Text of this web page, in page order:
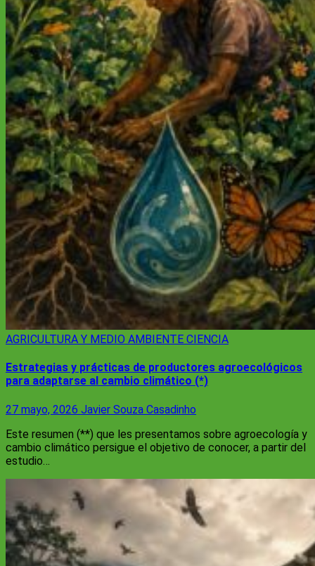
AGRICULTURA Y MEDIO AMBIENTE CIENCIA
Estrategias y prácticas de productores agroecológicos
para adaptarse al cambio climático (*)
27 mayo, 2026 Javier Souza Casadinho
Este resumen (**) que les presentamos sobre agroecología y
cambio climático persigue el objetivo de conocer, a partir del
estudio…